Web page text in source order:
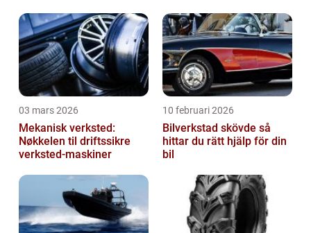
03 mars 2026
Mekanisk verksted:
Nøkkelen til driftssikre
verksted-maskiner
10 februari 2026
Bilverkstad skövde så
hittar du rätt hjälp för din
bil